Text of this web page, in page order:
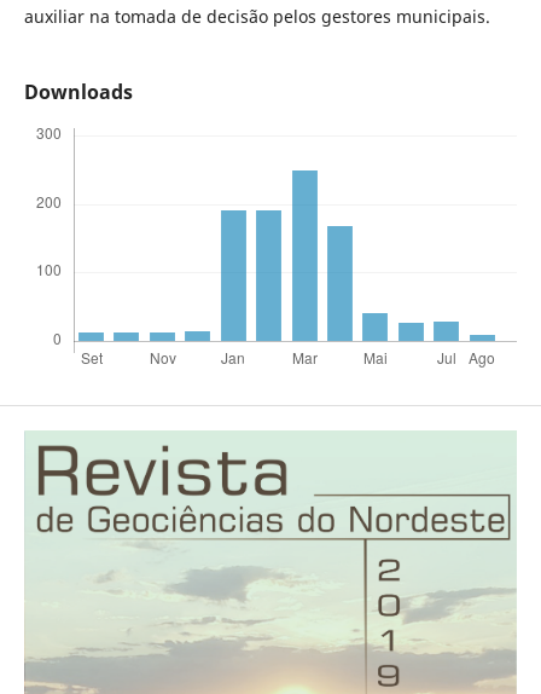
auxiliar na tomada de decisão pelos gestores municipais.
Downloads